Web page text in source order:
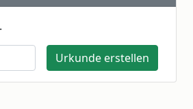
Urkunde erstellen